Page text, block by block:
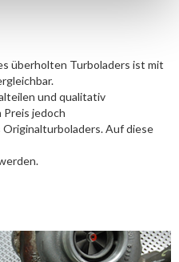
überholten Turboladers ist mit
und qualitativ
jedoch
Originalturboladers. Auf diese